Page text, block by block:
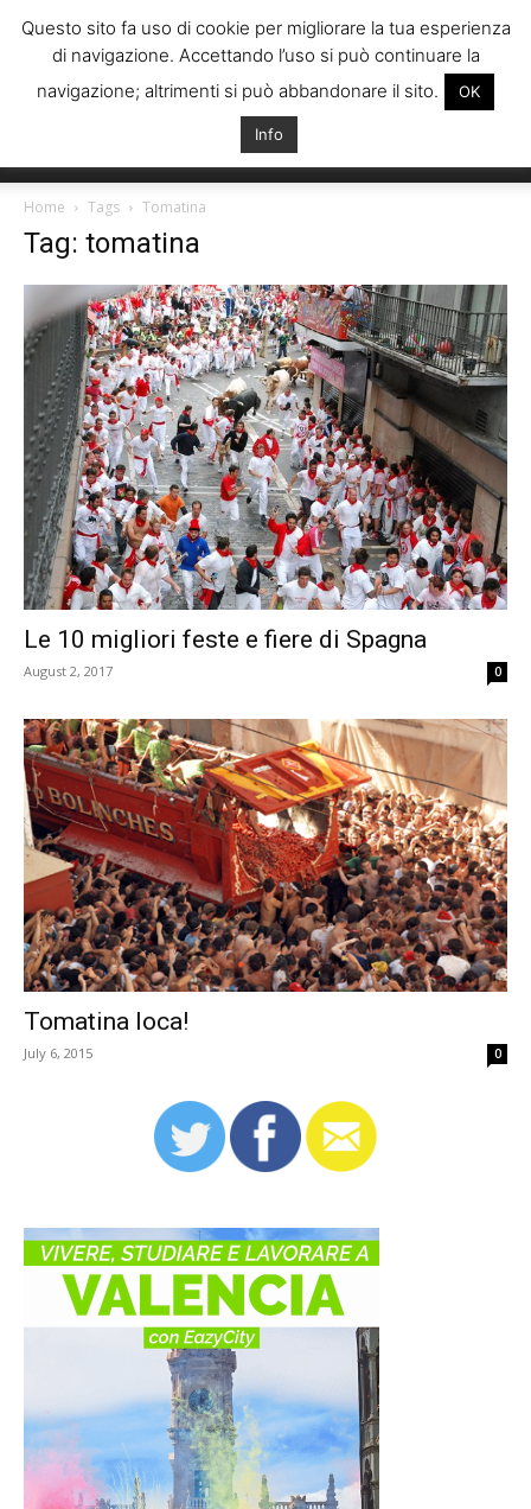
Italiani
Home Tags Tomatina
Tag: tomatina
Le 10 migliori feste e fiere di Spagna
August 2, 2017 0
Tomatina loca!
July 6, 2015 0
Questo sito fa uso di cookie per migliorare la tua esperienza
di navigazione. Accettando l’uso si può continuare la
navigazione; altrimenti si può abbandonare il sito.
OK
Info